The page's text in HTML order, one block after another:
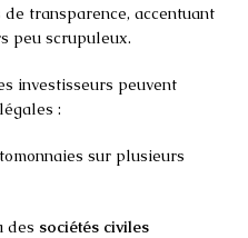
transparence, accentuant
peu scrupuleux.
investisseurs peuvent
:
sur plusieurs
des sociétés civiles